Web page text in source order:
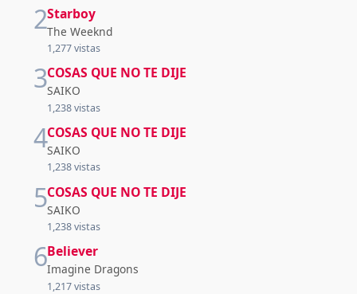
2Starboy
The Weeknd
1,277 vistas
3COSAS QUE NO TE DIJE
SAIKO
1,238 vistas
4COSAS QUE NO TE DIJE
SAIKO
1,238 vistas
5COSAS QUE NO TE DIJE
SAIKO
1,238 vistas
6Believer
Imagine Dragons
1,217 vistas